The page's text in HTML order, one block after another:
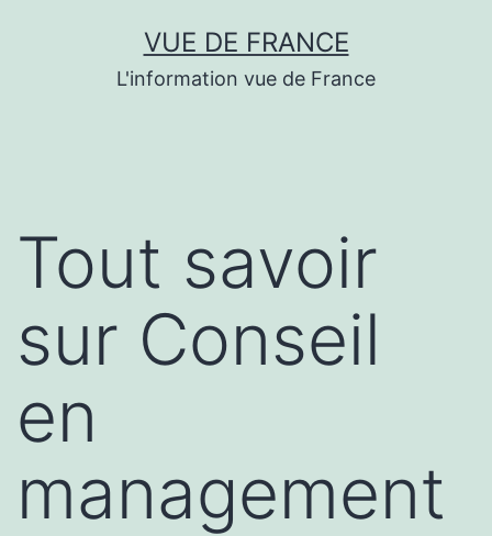
VUE DE FRANCE
L'information vue de France
Tout savoir
sur Conseil
en
management